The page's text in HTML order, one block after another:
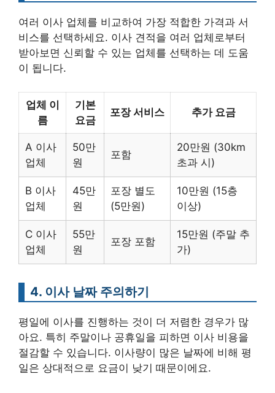
여러 이사 업체를 비교하여 가장 적합한 가격과 서
비스를 선택하세요. 이사 견적을 여러 업체로부터
받아보면 신뢰할 수 있는 업체를 선택하는 데 도움
이 됩니다.
업체 이
름
기본
요금
포장 서비스 추가 요금
A 이사
업체
50만
원
포함
20만원 (30km
초과 시)
B 이사
업체
45만
원
포장 별도
(5만원)
10만원 (15층
이상)
C 이사
업체
55만
원
포장 포함
15만원 (주말 추
가)
4. 이사 날짜 주의하기
평일에 이사를 진행하는 것이 더 저렴한 경우가 많
아요. 특히 주말이나 공휴일을 피하면 이사 비용을
절감할 수 있습니다. 이사량이 많은 날짜에 비해 평
일은 상대적으로 요금이 낮기 때문이에요.